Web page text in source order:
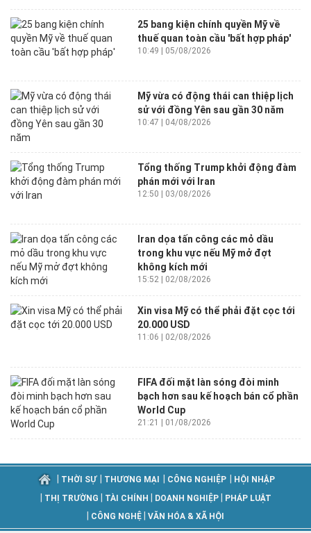
25 bang kiện chính quyền Mỹ về
thuế quan toàn cầu 'bất hợp pháp'
10:49 | 05/08/2026
Mỹ vừa có động thái can thiệp lịch
sử với đồng Yên sau gần 30 năm
10:47 | 04/08/2026
Tổng thống Trump khởi động đàm
phán mới với Iran
12:50 | 03/08/2026
Iran dọa tấn công các mỏ dầu
trong khu vực nếu Mỹ mở đợt
không kích mới
15:52 | 02/08/2026
Xin visa Mỹ có thể phải đặt cọc tới
20.000 USD
11:06 | 02/08/2026
FIFA đối mặt làn sóng đòi minh
bạch hơn sau kế hoạch bán cổ phần
World Cup
21:21 | 01/08/2026
THỜI SỰ THƯƠNG MẠI CÔNG NGHIỆP HỘI NHẬP
THỊ TRƯỜNG TÀI CHÍNH DOANH NGHIỆP PHÁP LUẬT
CÔNG NGHỆ VĂN HÓA & XÃ HỘI